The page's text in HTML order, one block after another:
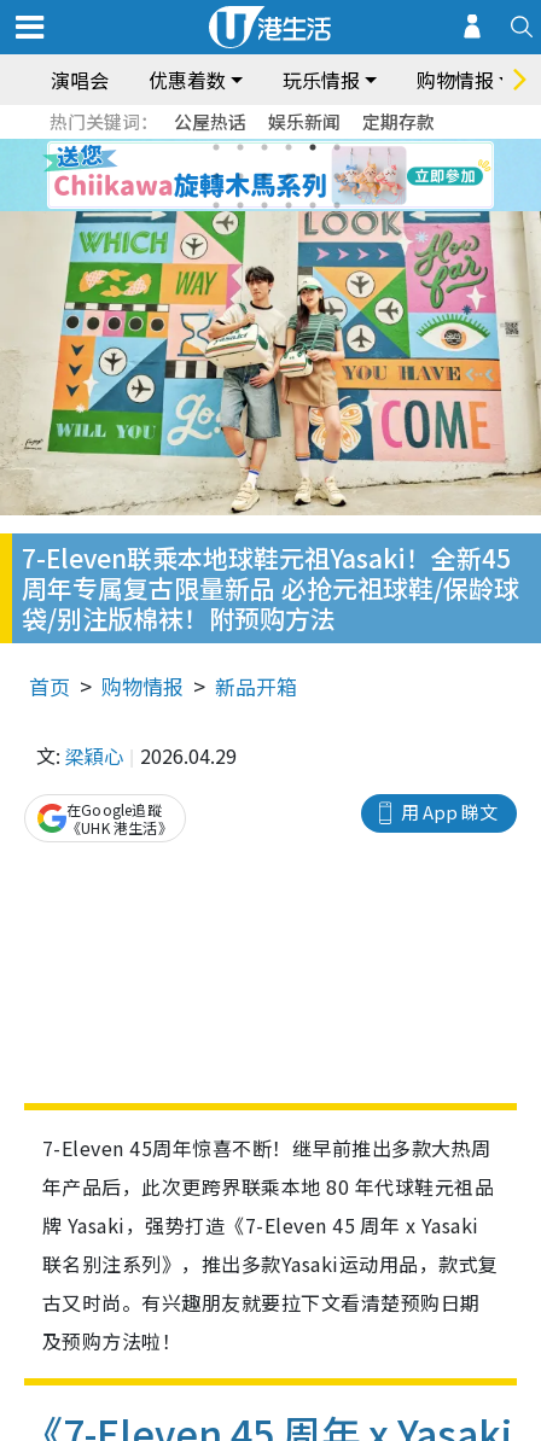
演唱会 优惠着数 玩乐情报 购物情报
热门关键词： 公屋热话 娱乐新闻 定期存款
7-Eleven联乘本地球鞋元祖Yasaki！全新45
周年专属复古限量新品 必抢元祖球鞋/保龄球
袋/别注版棉袜！附预购方法
首页 购物情报 新品开箱
文: 梁穎心 2026.04.29
用 App 睇文
在Google追蹤
《UHK 港生活》
7-Eleven 45周年惊喜不断！继早前推出多款大热周
年产品后，此次更跨界联乘本地 80 年代球鞋元祖品
牌 Yasaki，强势打造《7-Eleven 45 周年 x Yasaki
联名别注系列》，推出多款Yasaki运动用品，款式复
古又时尚。有兴趣朋友就要拉下文看清楚预购日期
及预购方法啦！